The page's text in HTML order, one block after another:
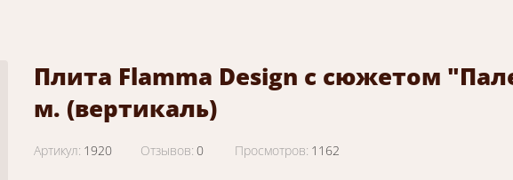
Плита Flamma Design с сюжетом
м. (вертикаль)
Артикул: 1920 Отзывов: 0 Просмотров: 1162